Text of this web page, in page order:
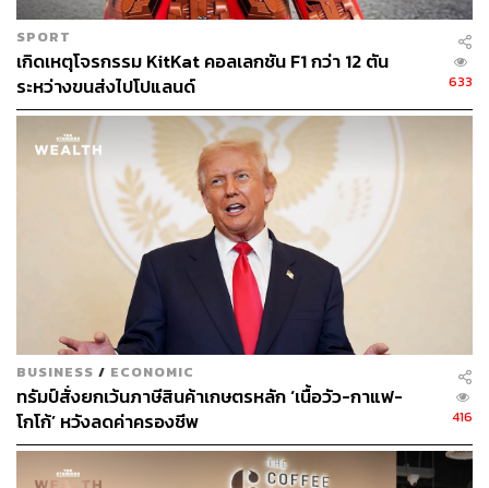
นอกจากเมนูที่สั่งได้ตามปกติทั่วไปแล้ว ร้านก็ยังมีเมนูสุ่มให้
เราชิมช็อกโกแลตแล้วเดาดูว่ามาจากที่ไหนด้วย หากใคร
อยากลองทำความรู้จักรสชาติช็อกโกแลตไทย ก็ตามไปนั่งคุย
นั่งเล่นสนุกๆ กันได้
DARQเปิดวันจันทร์-พฤหัสบดี เวลา 11.00-22.00 น. และวัน
ศุกร์-อาทิตย์ เวลา 11.00-23.00 น. อยู่ในซอยอารีย์สัมพันธ์ 4
DARQ คราฟต์ช็อกโกแลตสัญชาติไทย ที่นำเสนอโ
กโก้ท้องถิ่นคุณภาพเยี่ยมส่งตรงจากฝักสู่หน้าบาร์
SPORT
เกิดเหตุโจรกรรม KitKat คอลเลกชัน F1 กว่า 12 ตัน
ระหว่างขนส่งไปโปแลนด์
633
BUSINESS / ECONOMIC
ทรัมป์สั่งยกเว้นภาษีสินค้าเกษตรหลัก ‘เนื้อวัว-กาแฟ-
โกโก้’ หวังลดค่าครองชีพ
416